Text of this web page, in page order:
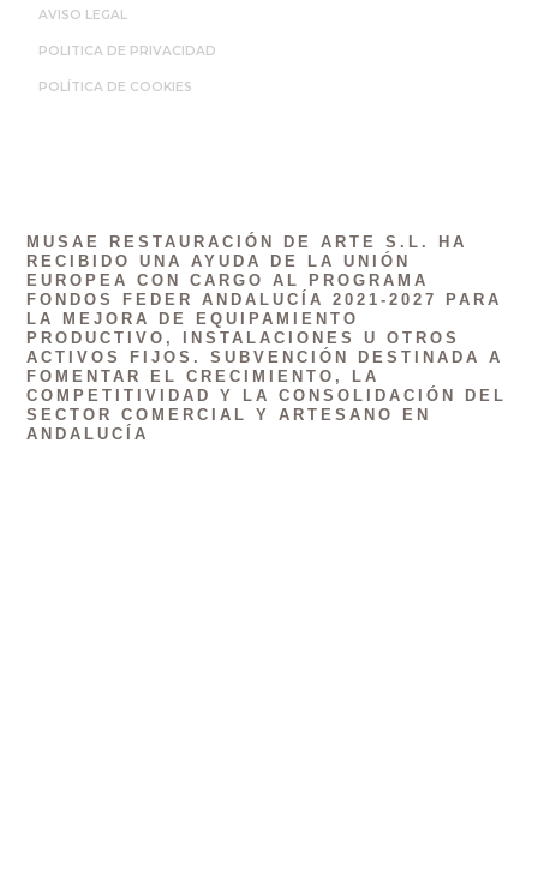
AVISO LEGAL
POLITICA DE PRIVACIDAD
POLÍTICA DE COOKIES
MUSAE RESTAURACIÓN DE ARTE S.L. HA
RECIBIDO UNA AYUDA DE LA UNIÓN
EUROPEA CON CARGO AL PROGRAMA
FONDOS FEDER ANDALUCÍA 2021-2027 PARA
LA MEJORA DE EQUIPAMIENTO
PRODUCTIVO, INSTALACIONES U OTROS
ACTIVOS FIJOS. SUBVENCIÓN DESTINADA A
FOMENTAR EL CRECIMIENTO, LA
COMPETITIVIDAD Y LA CONSOLIDACIÓN DEL
SECTOR COMERCIAL Y ARTESANO EN
ANDALUCÍA